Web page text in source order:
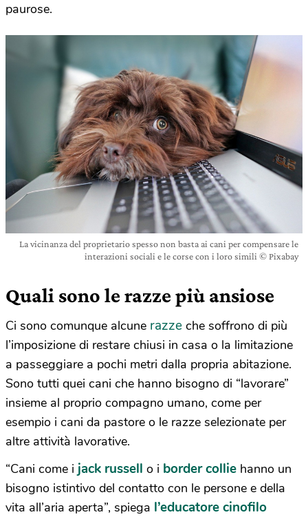
paurose.
La vicinanza del proprietario spesso non basta ai cani per compensare le
interazioni sociali e le corse con i loro simili © Pixabay
Quali sono le razze più ansiose
Ci sono comunque alcune razze che soffrono di più
l’imposizione di restare chiusi in casa o la limitazione
a passeggiare a pochi metri dalla propria abitazione.
Sono tutti quei cani che hanno bisogno di “lavorare”
insieme al proprio compagno umano, come per
esempio i cani da pastore o le razze selezionate per
altre attività lavorative.
“Cani come i jack russell o i border collie hanno un
bisogno istintivo del contatto con le persone e della
vita all’aria aperta”, spiega l’educatore cinofilo